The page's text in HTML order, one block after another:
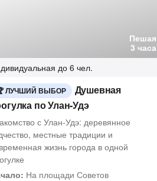
Пешая
3 часа
до 6 чел.
ЛУЧШИЙ ВЫБОР
Душевная
по Улан-Удэ
с Улан-Удэ: деревянное
местные традиции и
жизнь города в одной
На площади Советов